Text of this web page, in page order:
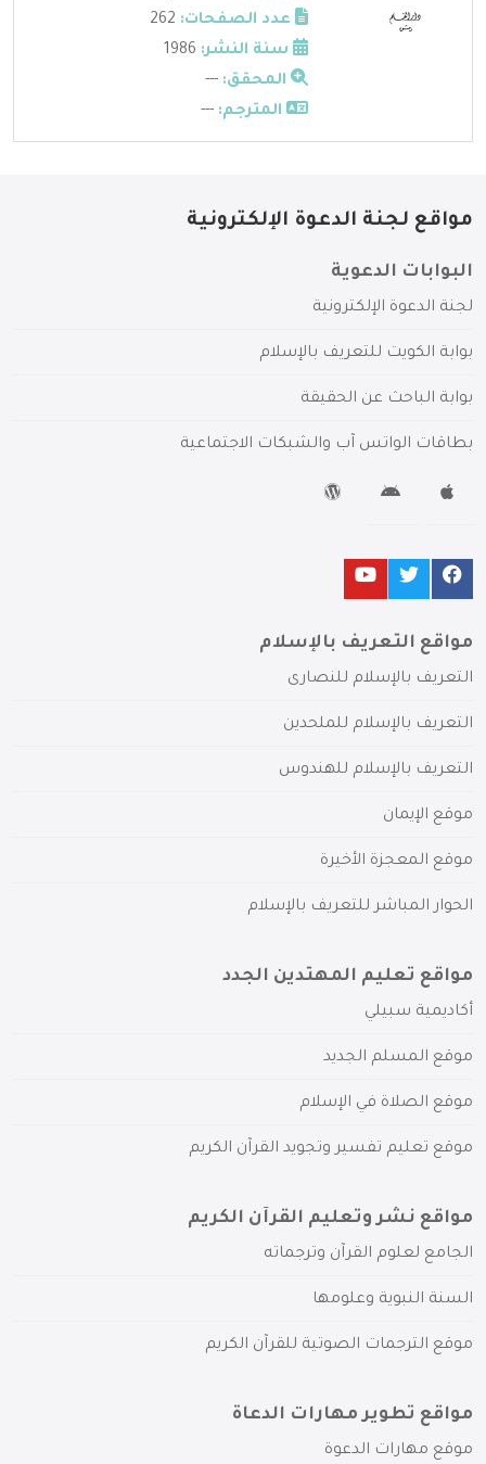
عدد الصفحات:
سنة النشر:
المحقق: ---
المترجم: ---
مواقع لجنة الدعوة الإلكترونية
البوابات الدعوية
لجنة الدعوة الإلكترونية
بوابة الكويت للتعريف بالإسلام
بوابة الباحث عن الحقيقة
بطاقات الواتس آب والشبكات الاجتماعية
مواقع التعريف بالإسلام
التعريف بالإسلام للنصارى
التعريف بالإسلام للملحدين
التعريف بالإسلام للهندوس
موقع الإيمان
موقع المعجزة الأخيرة
الحوار المباشر للتعريف بالإسلام
مواقع تعليم المهتدين الجدد
أكاديمية سبيلي
موقع المسلم الجديد
موقع الصلاة في الإسلام
موقع تعليم تفسير وتجويد القرآن الكريم
مواقع نشر وتعليم القرآن الكريم
الجامع لعلوم القرآن وترجماته
السنة النبوية وعلومها
موقع الترجمات الصوتية للقرآن الكريم
مواقع تطوير مهارات الدعاة
موقع مهارات الدعوة